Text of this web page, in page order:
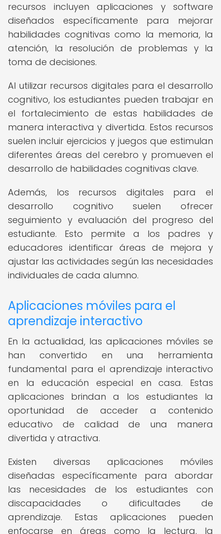
recursos incluyen aplicaciones y software
diseñados específicamente para mejorar
habilidades cognitivas como la memoria, la
atención, la resolución de problemas y la
toma de decisiones.
Al utilizar recursos digitales para el desarrollo
cognitivo, los estudiantes pueden trabajar en
el fortalecimiento de estas habilidades de
manera interactiva y divertida. Estos recursos
suelen incluir ejercicios y juegos que estimulan
diferentes áreas del cerebro y promueven el
desarrollo de habilidades cognitivas clave.
Además, los recursos digitales para el
desarrollo cognitivo suelen ofrecer
seguimiento y evaluación del progreso del
estudiante. Esto permite a los padres y
educadores identificar áreas de mejora y
ajustar las actividades según las necesidades
individuales de cada alumno.
Aplicaciones móviles para el
aprendizaje interactivo
En la actualidad, las aplicaciones móviles se
han convertido en una herramienta
fundamental para el aprendizaje interactivo
en la educación especial en casa. Estas
aplicaciones brindan a los estudiantes la
oportunidad de acceder a contenido
educativo de calidad de una manera
divertida y atractiva.
Existen diversas aplicaciones móviles
diseñadas específicamente para abordar
las necesidades de los estudiantes con
discapacidades o dificultades de
aprendizaje. Estas aplicaciones pueden
enfocarse en áreas como la lectura, la